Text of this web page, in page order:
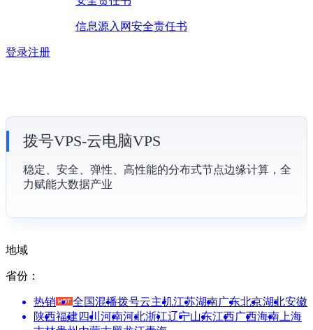
信息源入网安全责任书
登录注册
拨号VPS-云电脑VPS
稳定、安全、弹性、高性能的分布式节点边缘计算，全
力赋能大数据产业
地域
省份：
热销 全国混播拨号云主机江苏湖南广东北京湖北安徽
陕西福建 四川 河南河北浙江辽宁山东江西广西海南 上海